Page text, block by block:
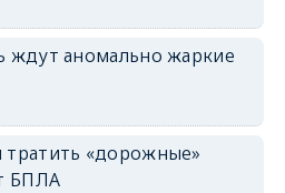
ждут аномально жаркие
«дорожные»
БПЛА